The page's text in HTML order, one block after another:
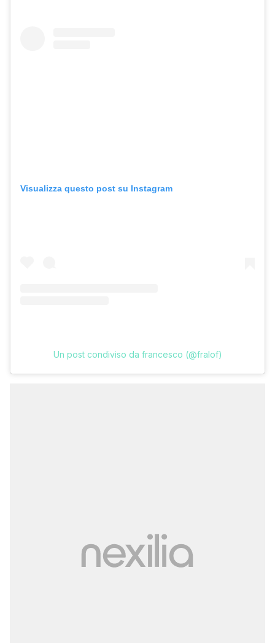
Visualizza questo post su Instagram
Un post condiviso da francesco (@fralof)